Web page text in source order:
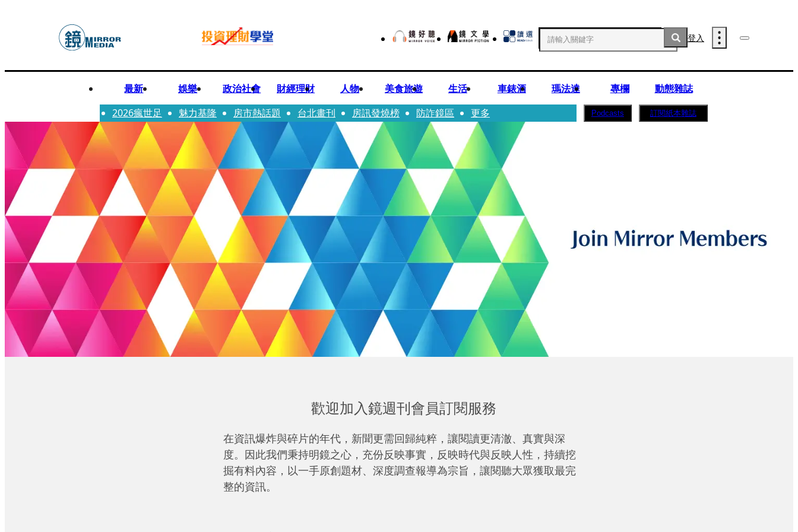
登入
最新 娛樂 政治社會 財經理財 人物 美食旅遊 生活 車錶酒 瑪法達 專欄
動態雜誌
2026瘋世足
魅力基隆 房市熱話題 台北畫刊 房訊發燒榜 防詐鏡區 更多 Podcasts 訂閱紙本雜誌
歡迎加入鏡週刊會員訂閱服務
在資訊爆炸與碎片的年代，新聞更需回歸純粹，讓閱讀更清澈、真實與深
度。因此我們秉持明鏡之心，充份反映事實，反映時代與反映人性，持續挖
掘有料內容，以一手原創題材、深度調查報導為宗旨，讓閱聽大眾獲取最完
整的資訊。